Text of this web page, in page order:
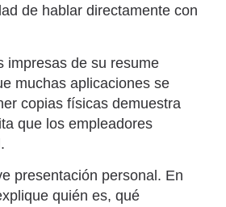
de hablar directamente con
impresas de su resume
muchas aplicaciones se
copias físicas demuestra
que los empleadores
presentación personal. En
quién es, qué